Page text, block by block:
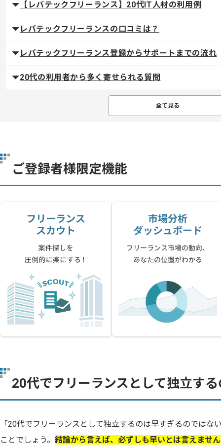
【レバテックフリーランス】20代IT人材の利用例
レバテックフリーランスの口コミは？
レバテックフリーランス登録からサポートまでの流れ
20代の利用者から多く寄せられる質問
全て見る
ご登録者様限定機能
20代でフリーランスとして独立す
「20代でフリーランスとして独立するのは早すぎるのではな
ことでしょう。 結論から言えば、必ずしも早いとは言えません